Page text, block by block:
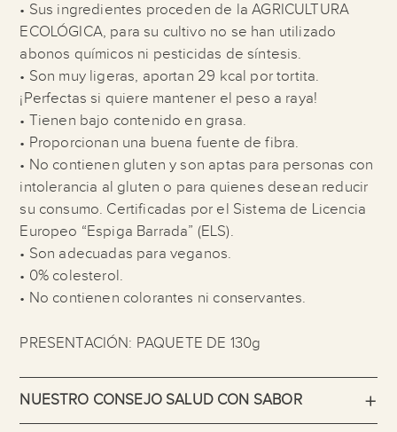
• Sus ingredientes proceden de la AGRICULTURA
ECOLÓGICA, para su cultivo no se han utilizado
abonos químicos ni pesticidas de síntesis.
• Son muy ligeras, aportan 29 kcal por tortita.
¡Perfectas si quiere mantener el peso a raya!
• Tienen bajo contenido en grasa.
• Proporcionan una buena fuente de fibra.
• No contienen gluten y son aptas para personas con
intolerancia al gluten o para quienes desean reducir
su consumo. Certificadas por el Sistema de Licencia
Europeo “Espiga Barrada” (ELS).
• Son adecuadas para veganos.
• 0% colesterol.
• No contienen colorantes ni conservantes.
PRESENTACIÓN: PAQUETE DE 130g
NUESTRO CONSEJO SALUD CON SABOR